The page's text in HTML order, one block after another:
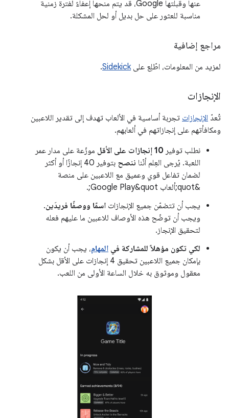
عنها وقبلتها Google، قد يتم منحها إعفاءً لفترة زمنية
مناسبة للعثور على حل بديل أو لحل المشكلة.
مراجع إضافية
لمزيد من المعلومات، اطّلِع علىSidekick
.
الإنجازات
تُعدّ الإنجازات تجربة أساسية في الألعاب تهدف إلى تقدير اللاعبين
ومكافأتهم على إنجازاتهم في ألعابهم.
نطلب توفير 10 إنجازات على الأقل
موزّعة على مدار عمر
اللعبة. يُرجى العِلم أنّنا ننصح
بتوفير 40 إنجازًا أو أكثر
لضمان تفاعل قوي وعميق مع اللاعبين على منصة
&quot;ألعاب Google Play&quot;.
يجب أن تتضمّن جميع الإنجازات اسمًا ووصفًا فريدَين.
ويجب أن توضّح هذه الأوصاف للاعبين ما عليهم فعله
لتحقيق الإنجاز.
لكي تكون مؤهلاً للمشاركة في المهام، يجب أن يكون
بإمكان جميع اللاعبين تحقيق 4 إنجازات على الأقل بشكل
معقول وموثوق به خلال الساعة الأولى من اللعب.